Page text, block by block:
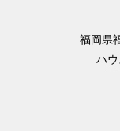
福岡県
ハ